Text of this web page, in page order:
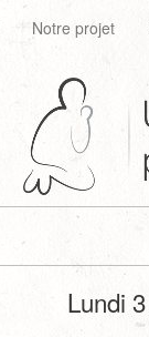
Notre projet
Lundi